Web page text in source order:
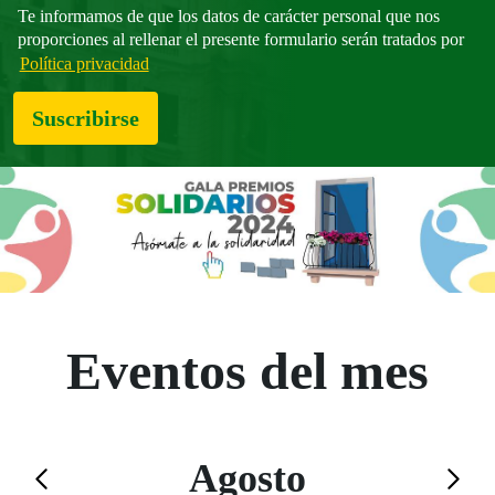
Te informamos de que los datos de carácter personal que nos
proporciones al rellenar el presente formulario serán tratados por
Política privacidad
Suscribirse
Eventos del mes
Saltar el calendario
Agosto